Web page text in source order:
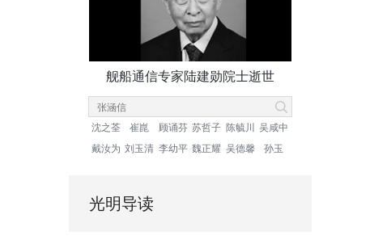
舰船通信专家陆建勋院士逝世
沈之荃 崔崑 顾诵芬 苏哲子 陈毓川
吴咸中
戴汝为 刘玉清 李幼平 魏正耀 吴德馨 孙玉
光明导读